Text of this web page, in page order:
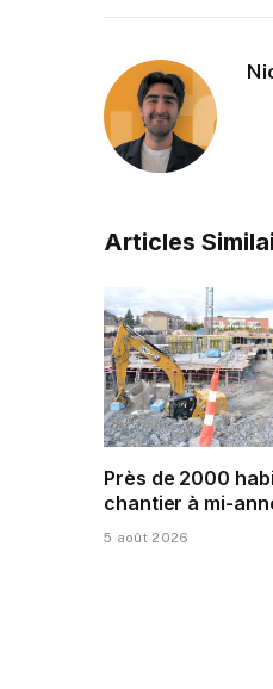
Articles
Près de 2000
chantier à mi-
5 août 2026